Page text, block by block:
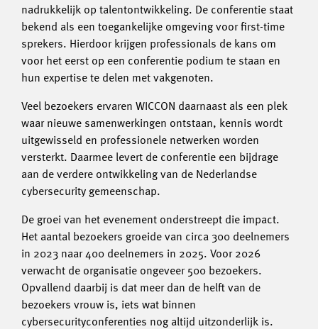
nadrukkelijk op talentontwikkeling. De conferentie staat
bekend als een toegankelijke omgeving voor first-time
sprekers. Hierdoor krijgen professionals de kans om
voor het eerst op een conferentie podium te staan en
hun expertise te delen met vakgenoten.
Veel bezoekers ervaren WICCON daarnaast als een plek
waar nieuwe samenwerkingen ontstaan, kennis wordt
uitgewisseld en professionele netwerken worden
versterkt. Daarmee levert de conferentie een bijdrage
aan de verdere ontwikkeling van de Nederlandse
cybersecurity gemeenschap.
De groei van het evenement onderstreept die impact.
Het aantal bezoekers groeide van circa 300 deelnemers
in 2023 naar 400 deelnemers in 2025. Voor 2026
verwacht de organisatie ongeveer 500 bezoekers.
Opvallend daarbij is dat meer dan de helft van de
bezoekers vrouw is, iets wat binnen
cybersecurityconferenties nog altijd uitzonderlijk is.